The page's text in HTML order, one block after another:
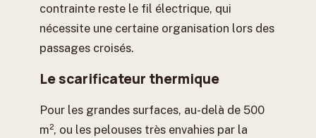
contrainte reste le fil électrique, qui
nécessite une certaine organisation lors des
passages croisés.
Le scarificateur thermique
Pour les grandes surfaces, au-delà de 500
m², ou les pelouses très envahies par la